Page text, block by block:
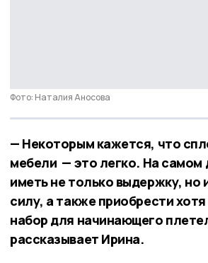
Фото: Наталия Аносова
— Некоторым кажется, что
мебели — это легко. На самом
иметь не только выдержку, но
силу, а также приобрести
набор для начинающего
рассказывает Ирина.